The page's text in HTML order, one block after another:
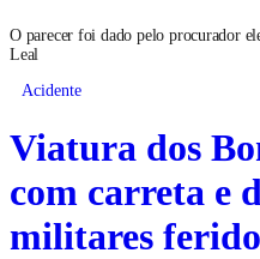
O parecer foi dado pelo procurador
Leal
Acidente
Viatura dos
com carreta e
militares